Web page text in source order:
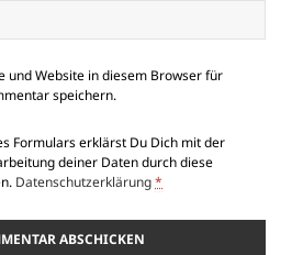
und Website in diesem Browser für
speichern.
Formulars erklärst Du Dich mit der
deiner Daten durch diese
Datenschutzerklärung *